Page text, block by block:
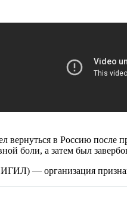
в Россию после
боли, а затем был
— организация